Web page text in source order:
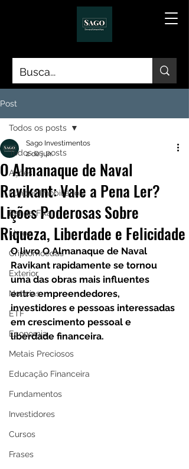
Post
Todos os posts
Ações
Fundos Imobiliários
Renda Fixa
Livros
Criptomoedas
Exterior
Notícias
ETF
Economia
Metais Preciosos
Educação Financeira
Fundamentos
Investidores
Cursos
Frases
Todos os posts
O Almanaque de Naval
Ravikant: Vale a Pena Ler?
Lições Poderosas Sobre
Riqueza, Liberdade e Felicidade
Sago Investimentos
2 de jun.
O livro O Almanaque de Naval
Ravikant rapidamente se tornou
uma das obras mais influentes
entre empreendedores,
investidores e pessoas interessadas
em crescimento pessoal e
liberdade financeira.